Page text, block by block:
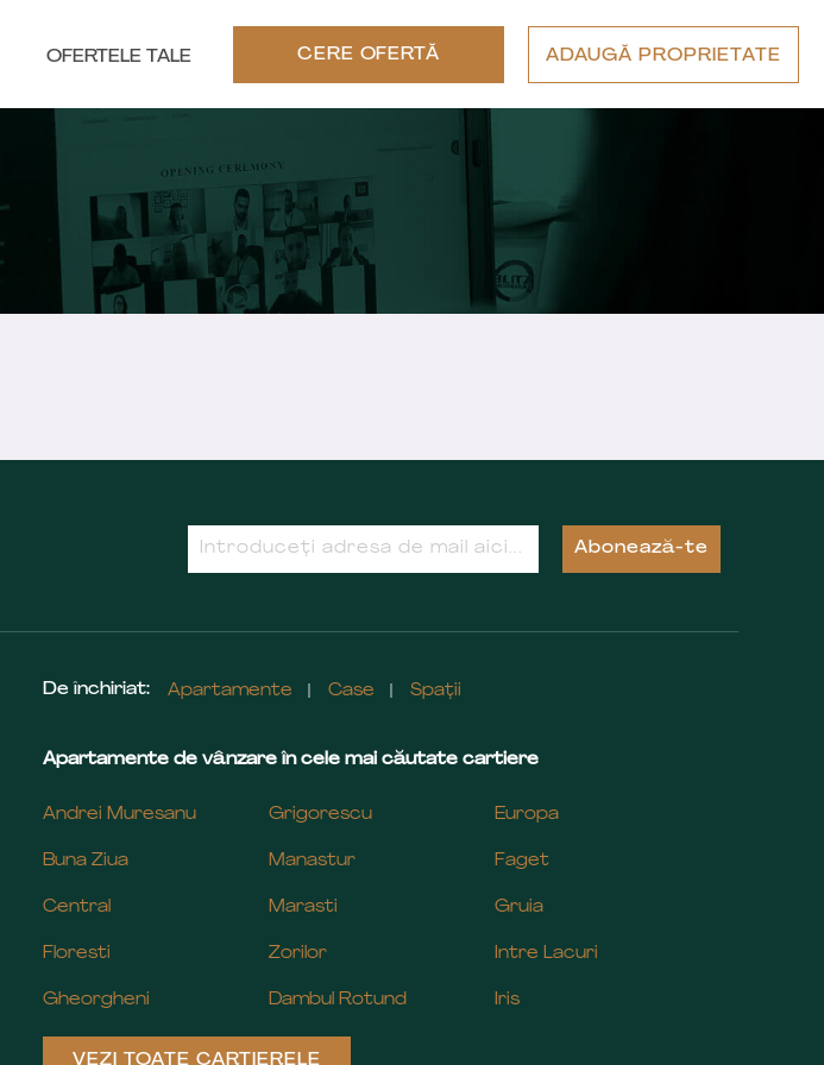
OFERTELE TALE CERE OFERTĂ ADAUGĂ PROPRIETATE
Abonează-te
De închiriat: Apartamente Case Spații
Apartamente de vânzare în cele mai căutate cartiere
Andrei Muresanu
Buna Ziua
Central
Floresti
Gheorgheni
Grigorescu
Manastur
Marasti
Zorilor
Dambul Rotund
Europa
Faget
Gruia
Intre Lacuri
Iris
VEZI TOATE CARTIERELE